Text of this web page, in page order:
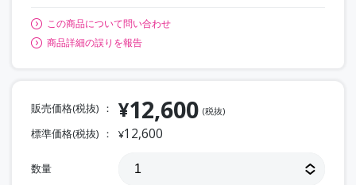
この商品について問い合わせ
商品詳細の誤りを報告
販売価格(税抜) ¥12,600 (税抜)
標準価格(税抜) ¥12,600
数量